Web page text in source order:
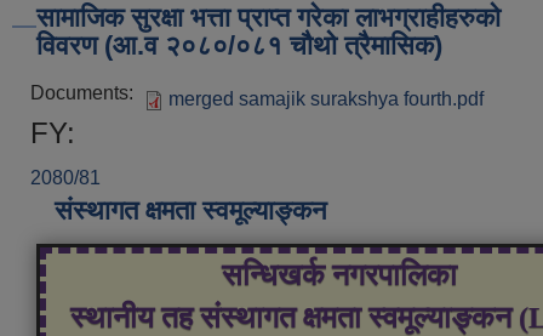
सामाजिक सुरक्षा भत्ता प्राप्त गरेका लाभग्राहीहरुको
विवरण (आ.व २०८०/०८१ चौथो त्रैमासिक)
Documents: merged samajik surakshya fourth.pdf
FY:
2080/81
संस्थागत क्षमता स्वमूल्याङ्कन
सन्धिखर्क नगरपालिका
स्थानीय तह संस्थागत क्षमता स्वमूल्याङ्कन